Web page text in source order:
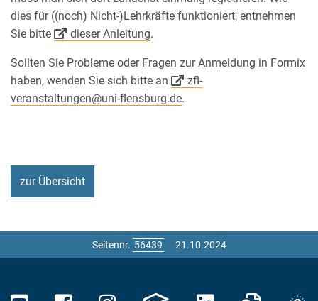
dies für ((noch) Nicht-)Lehrkräfte funktioniert, entnehmen
Sie bitte
dieser Anleitung.
Sollten Sie Probleme oder Fragen zur Anmeldung in Formix
haben, wenden Sie sich bitte an
zfl-
veranstaltungen@uni-flensburg.de.
zur Übersicht
Seitennr. 21.10.2024